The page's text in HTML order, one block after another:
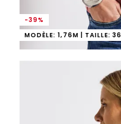
-39%
MODÈLE: 1,76M | TAILLE: 36